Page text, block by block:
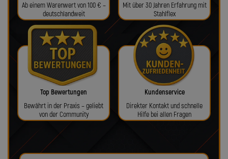
Ab einem Warenwert von 100 € –
deutschlandweit
Mit über 30 Jahren Erfahrung mit
Stahlflex
Top Bewertungen
Bewährt in der Praxis – geliebt
von der Community
Kundenservice
Direkter Kontakt und schnelle
Hilfe bei allen Fragen